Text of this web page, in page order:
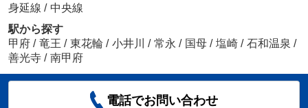
身延線 / 中央線
駅から探す
甲府 / 竜王 / 東花輪 / 小井川 / 常永 / 国母 / 塩崎 / 石和温泉 /
善光寺 / 南甲府
電話でお問い合わせ